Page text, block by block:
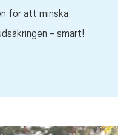
för att minska
- smart!